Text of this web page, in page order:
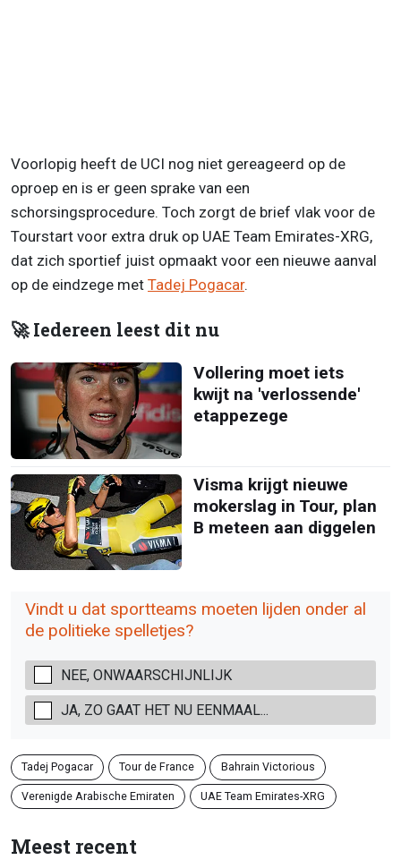
Voorlopig heeft de UCI nog niet gereageerd op de
oproep en is er geen sprake van een
schorsingsprocedure. Toch zorgt de brief vlak voor de
Tourstart voor extra druk op UAE Team Emirates-XRG,
dat zich sportief juist opmaakt voor een nieuwe aanval
op de eindzege met Tadej Pogacar.
🚀 Iedereen leest dit nu
Vollering moet iets
kwijt na 'verlossende'
etappezege
Visma krijgt nieuwe
mokerslag in Tour, plan
B meteen aan diggelen
Vindt u dat sportteams moeten lijden onder al
de politieke spelletjes?
NEE, ONWAARSCHIJNLIJK
JA, ZO GAAT HET NU EENMAAL...
Tadej Pogacar Tour de France Bahrain Victorious
Verenigde Arabische Emiraten UAE Team Emirates-XRG
Meest recent